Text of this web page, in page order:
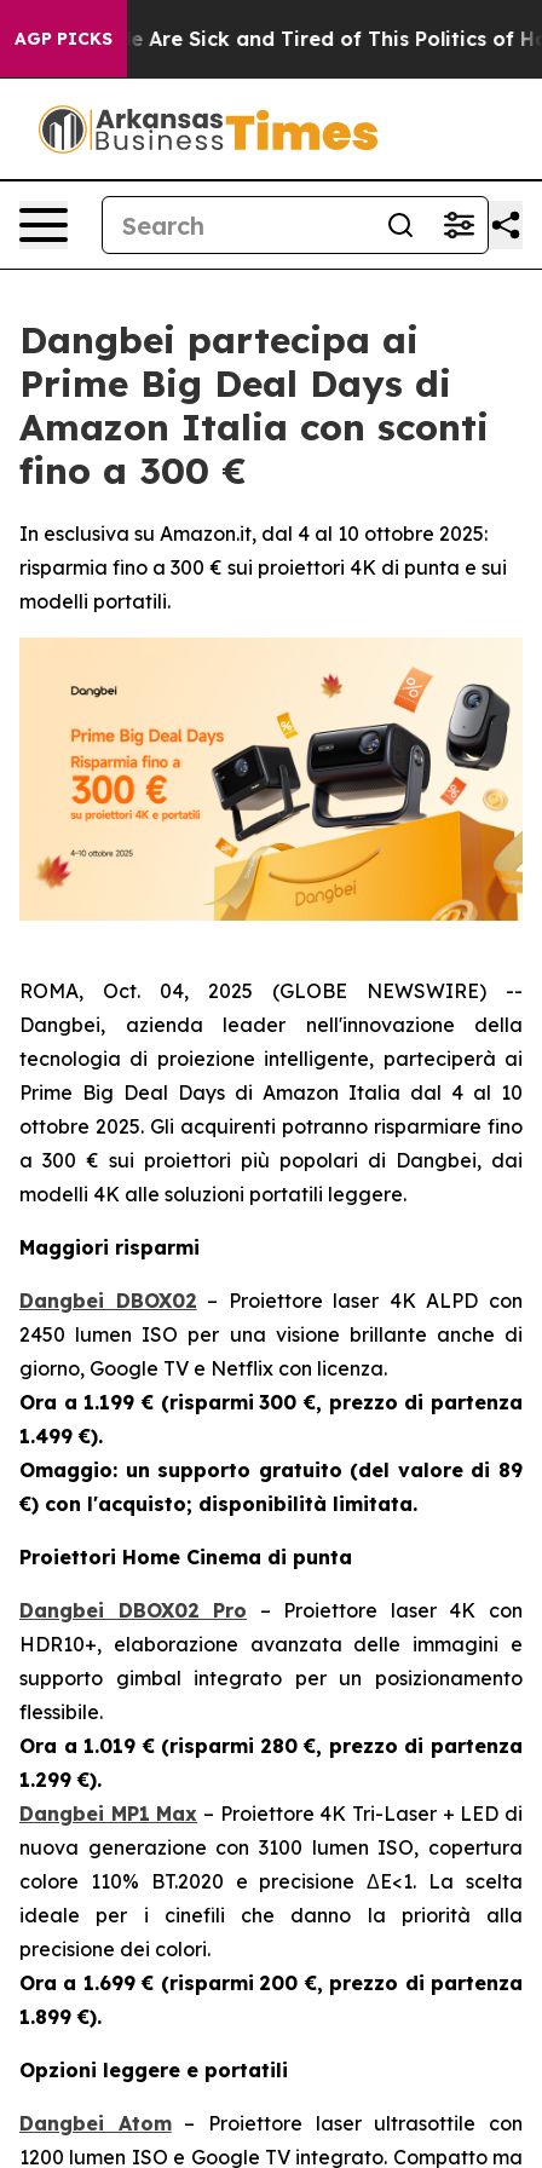
AGP PICKS
“People Are Sick and Tired of This Politics of
Dangbei partecipa ai
Prime Big Deal Days di
Amazon Italia con sconti
fino a 300 €
In esclusiva su Amazon.it, dal 4 al 10 ottobre 2025:
risparmia fino a 300 € sui proiettori 4K di punta e sui
modelli portatili.
ROMA, Oct. 04, 2025 (GLOBE NEWSWIRE) --
Dangbei, azienda leader nell'innovazione della
tecnologia di proiezione intelligente, parteciperà ai
Prime Big Deal Days di Amazon Italia dal 4 al 10
ottobre 2025. Gli acquirenti potranno risparmiare fino
a 300 € sui proiettori più popolari di Dangbei, dai
modelli 4K alle soluzioni portatili leggere.
Maggiori risparmi
Dangbei DBOX02 – Proiettore laser 4K ALPD con
2450 lumen ISO per una visione brillante anche di
giorno, Google TV e Netflix con licenza.
Ora a 1.199 € (risparmi 300 €, prezzo di partenza
1.499 €).
Omaggio: un supporto gratuito (del valore di 89
€) con l'acquisto; disponibilità limitata.
Proiettori Home Cinema di punta
Dangbei DBOX02 Pro – Proiettore laser 4K con
HDR10+, elaborazione avanzata delle immagini e
supporto gimbal integrato per un posizionamento
flessibile.
Ora a 1.019 € (risparmi 280 €, prezzo di partenza
1.299 €).
Dangbei MP1 Max – Proiettore 4K Tri-Laser + LED di
nuova generazione con 3100 lumen ISO, copertura
colore 110% BT.2020 e precisione ΔE<1. La scelta
ideale per i cinefili che danno la priorità alla
precisione dei colori.
Ora a 1.699 € (risparmi 200 €, prezzo di partenza
1.899 €).
Opzioni leggere e portatili
Dangbei Atom– Proiettore laser ultrasottile con
1200 lumen ISO e Google TV integrato. Compatto ma